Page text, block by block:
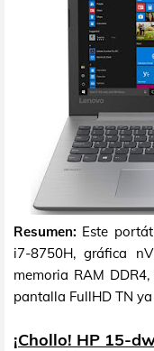
Resumen: Este
i7-8750H, gráfica
memoria RAM
pantalla FullHD TN
¡Chollo! HP 15-